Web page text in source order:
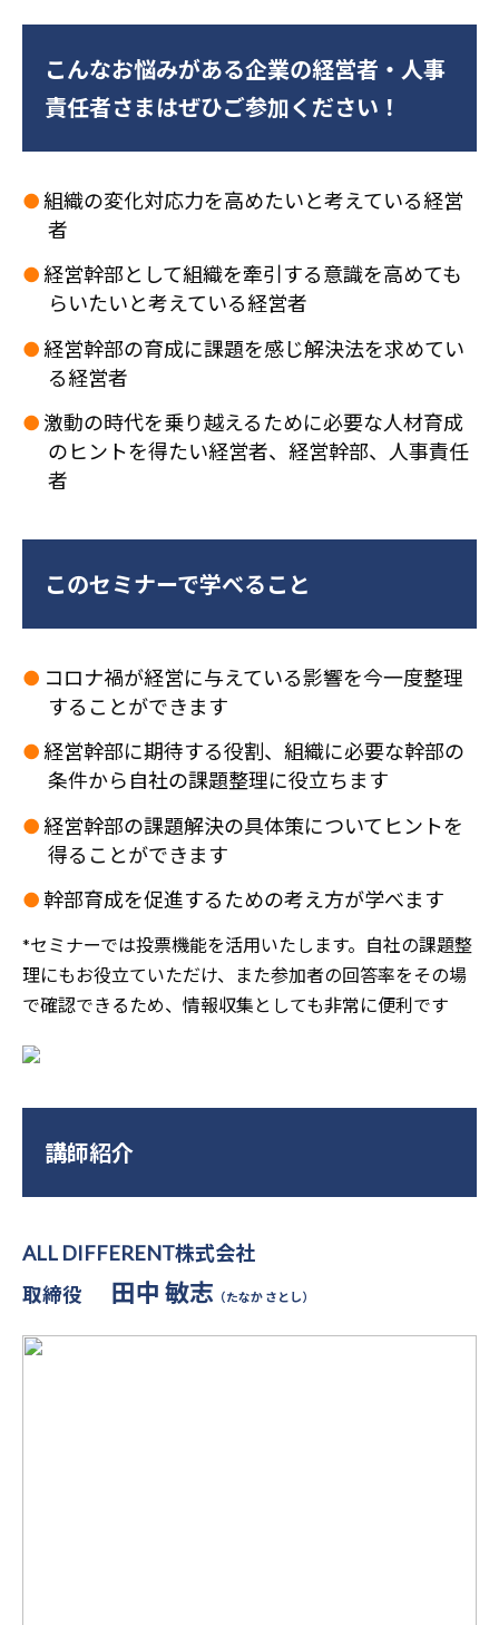
こんなお悩みがある企業の経営者・人事
責任者さまはぜひご参加ください！
●組織の変化対応力を高めたいと考えている経営
者
● 経営幹部として組織を牽引する意識を高めても
らいたいと考えている経営者
● 経営幹部の育成に課題を感じ解決法を求めてい
る経営者
● 激動の時代を乗り越えるために必要な人材育成
のヒントを得たい経営者、経営幹部、人事責任
者
このセミナーで学べること
● コロナ禍が経営に与えている影響を今一度整理
することができます
● 経営幹部に期待する役割、組織に必要な幹部の
条件から自社の課題整理に役立ちます
● 経営幹部の課題解決の具体策についてヒントを
得ることができます
●幹部育成を促進するための考え方が学べます
*セミナーでは投票機能を活用いたします。自社の課題整
理にもお役立ていただけ、また参加者の回答率をその場
で確認できるため、情報収集としても非常に便利です
講師紹介
ALL DIFFERENT株式会社
取締役 田中 敏志 （たなか さとし）